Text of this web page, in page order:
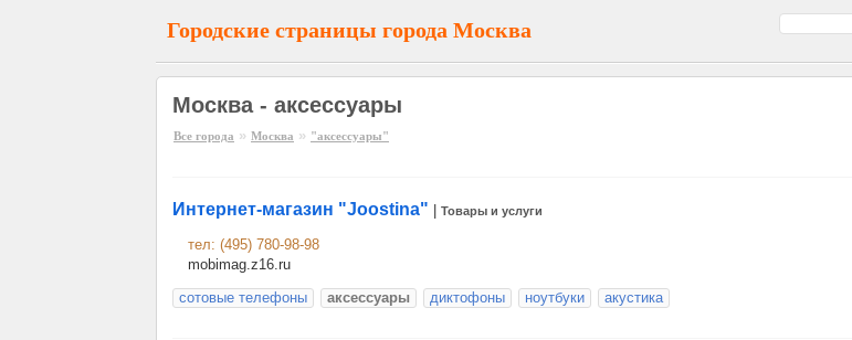
Городские страницы города Москва
Москва - аксессуары
Все города » Москва » "аксессуары"
Интернет-магазин "Joostina" Товары и услуги
тел: (495) 780-98-98
mobimag.z16.ru
сотовые телефоны
аксессуары диктофоны ноутбуки акустика